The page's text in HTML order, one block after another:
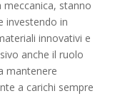
stanno
investendo in
innovativi e
anche il ruolo
mantenere
a carichi sempre